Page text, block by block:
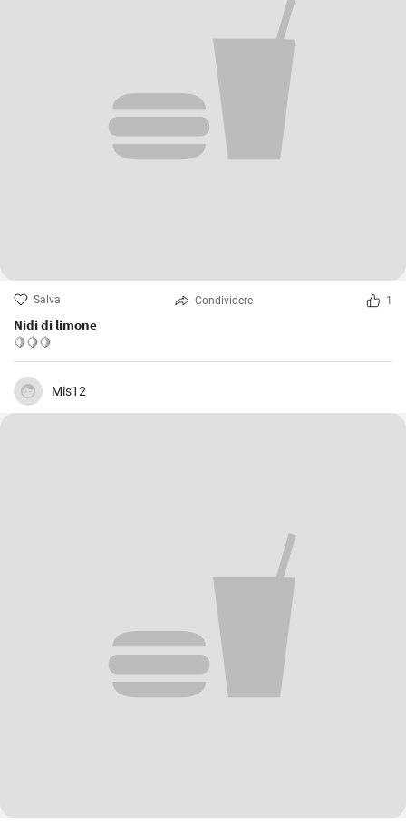
Salva Condividere 1
Nidi di limone
🍋🍋🍋
Mis12